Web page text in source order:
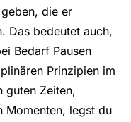
die er
Das bedeutet auch,
Bedarf Pausen
Prinzipien im
guten Zeiten,
Momenten, legst du